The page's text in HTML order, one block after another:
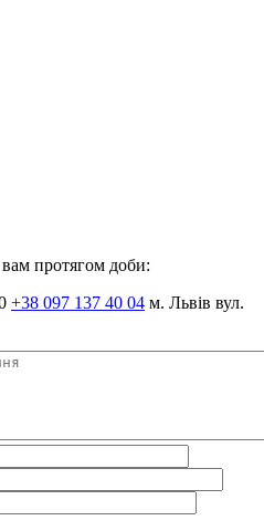
протягом доби:
+38 097 137 40 04 м. Львів вул.